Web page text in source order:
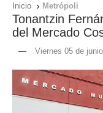
Inicio  Metrópoli
Tonantzin
del Mercado
— Viernes 05 de